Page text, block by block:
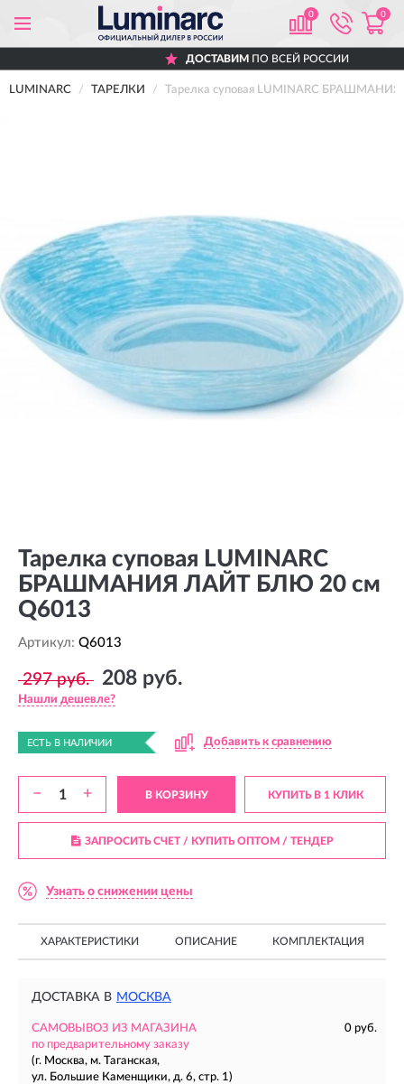
0 0
ДОСТАВИМПО ВСЕЙ РОССИИ
LUMINARC ТАРЕЛКИ Тарелка суповая LUMINARC
Тарелка суповая LUMINARC
БРАШМАНИЯ ЛАЙТ БЛЮ 20 см
Q6013
Артикул: Q6013
297 руб. 208 руб.
Нашли дешевле?
ЕСТЬ В НАЛИЧИИ Добавить к сравнению
− + В КОРЗИНУ КУПИТЬ В 1 КЛИК
ЗАПРОСИТЬ СЧЕТ / КУПИТЬ ОПТОМ/ ТЕНДЕР
Узнать о снижении цены
ХАРАКТЕРИСТИКИ ОПИСАНИЕ КОМПЛЕКТАЦИЯ
ДОСТАВКА В МОСКВА
САМОВЫВОЗ ИЗ МАГАЗИНА
0 руб.
по предварительному заказу
(г. Москва, м. Таганская,
ул. Большие Каменщики, д. 6, стр. 1)